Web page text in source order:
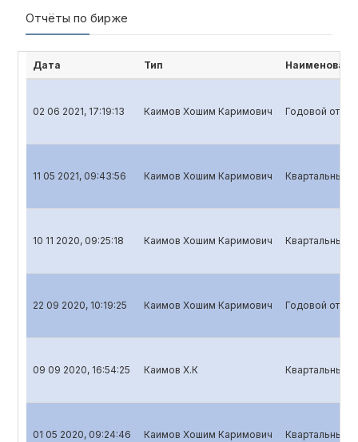
Отчёты по бирже
Дата Тип
02 06 2021, 17:19:13 Каимов Хошим Каримович Годовой
11 05 2021, 09:43:56 Каимов Хошим Каримович Квартальный
10 11 2020, 09:25:18 Каимов Хошим Каримович Квартальный
22 09 2020, 10:19:25 Каимов Хошим Каримович Годовой
09 09 2020, 16:54:25 Каимов Х.К Квартальный
01 05 2020, 09:24:46 Каимов Хошим Каримович Квартальный